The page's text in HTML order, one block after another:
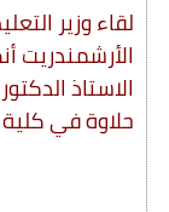
لقاء وزير
الأرشمندريت
الاستاذ
حلاوة في